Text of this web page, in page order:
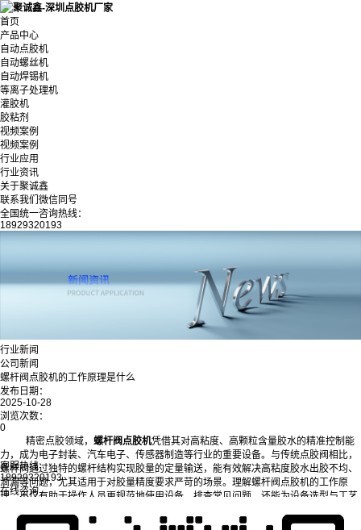
首页
产品中心
自动点胶机
自动螺丝机
自动焊锡机
等离子处理机
灌胶机
胶粘剂
视频案例
视频案例
行业应用
行业资讯
关于聚诚鑫
联系我们微信同号
全国统一咨询热线：
18929320193
行业新闻
公司新闻
螺杆阀点胶机的工作原理是什么
发布日期：
2025-10-28
浏览次数：
0
精密点胶领域， 螺杆阀点胶机凭借其对高粘度、高颗粒含量胶水的精准控制能
力，成为电子封装、汽车电子、传感器制造等行业的重要设备。与传统点胶阀相比，
螺杆阀通过独特的螺杆结构实现胶量的定量输送，能有效解决高粘度胶水出胶不均、
滴漏等问题，尤其适用于对胶量精度要求严苛的场景。理解螺杆阀点胶机的工作原
理，不仅有助于操作人员更规范地使用设备、排查常见问题，还能为设备选型与工艺
客服热线
18929320193
在线咨询